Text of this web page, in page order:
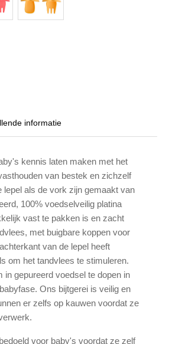
informatie
kennis laten maken met het
van bestek en zichzelf
lepel als de vork zijn gemaakt van
100% voedselveilig platina
vast te pakken is en zacht
met buigbare koppen voor
van de lepel heeft
om het tandvlees te stimuleren.
in gepureerd voedsel te dopen in
Ons bijtgerei is veilig en
er zelfs op kauwen voordat ze
voor baby's voordat ze zelf